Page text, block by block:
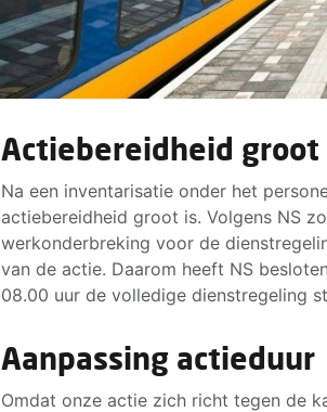
Actiebereidheid groot
Na een inventarisatie onder het
actiebereidheid groot is. Volgens NS
werkonderbreking voor de
van de actie. Daarom heeft NS
08.00 uur de volledige dienstregeling
Aanpassing actieduur
Omdat onze actie zich richt tegen de